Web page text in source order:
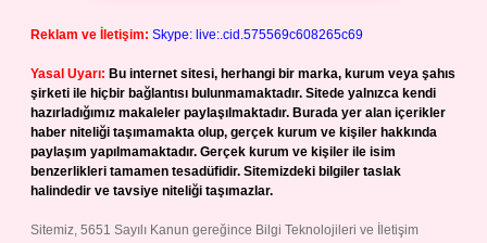
Reklam ve İletişim: Skype: live:.cid.575569c608265c69
Yasal Uyarı: Bu internet sitesi, herhangi bir marka, kurum veya şahıs
şirketi ile hiçbir bağlantısı bulunmamaktadır. Sitede yalnızca kendi
hazırladığımız makaleler paylaşılmaktadır. Burada yer alan içerikler
haber niteliği taşımamakta olup, gerçek kurum ve kişiler hakkında
paylaşım yapılmamaktadır. Gerçek kurum ve kişiler ile isim
benzerlikleri tamamen tesadüfidir. Sitemizdeki bilgiler taslak
halindedir ve tavsiye niteliği taşımazlar.
Sitemiz, 5651 Sayılı Kanun gereğince Bilgi Teknolojileri ve İletişim